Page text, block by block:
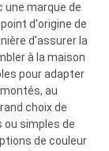
une marque de
d'origine de
d'assurer la
à la maison
pour adapter
au
choix de
simples de
de couleur